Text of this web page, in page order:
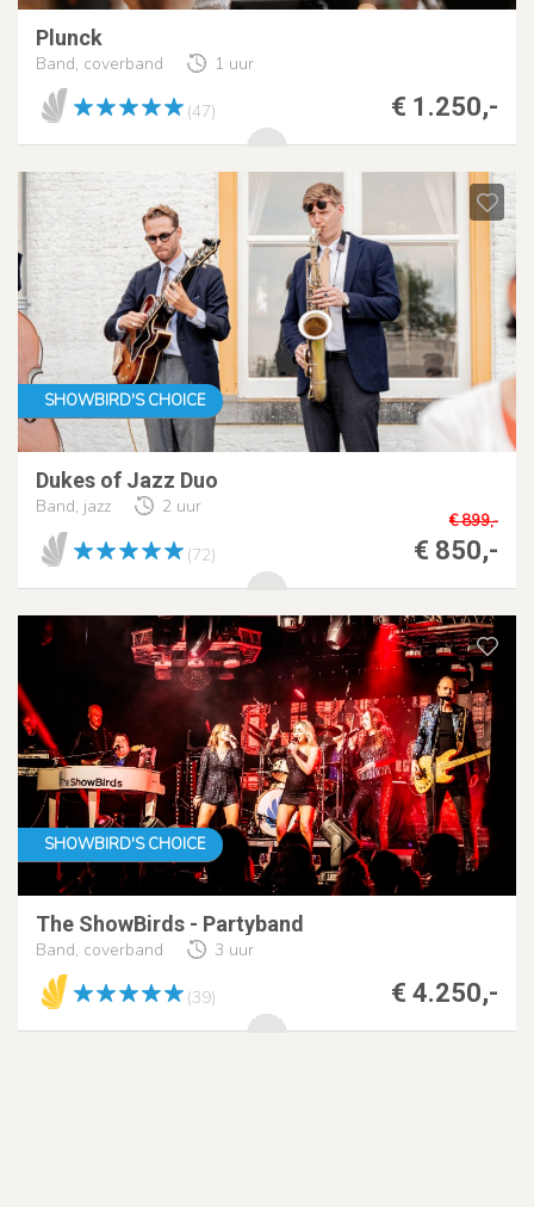
Plunck
Band, coverband 1 uur
€ 1.250,-
(47)
SHOWBIRD'S CHOICE
Dukes of Jazz Duo
Band, jazz 2 uur
€ 899,-
€ 850,-
(72)
SHOWBIRD'S CHOICE
The ShowBirds - Partyband
Band, coverband 3 uur
€ 4.250,-
(39)